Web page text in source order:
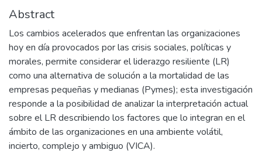
Abstract
Los cambios acelerados que enfrentan las organizaciones
hoy en día provocados por las crisis sociales, políticas y
morales, permite considerar el liderazgo resiliente (LR)
como una alternativa de solución a la mortalidad de las
empresas pequeñas y medianas (Pymes); esta investigación
responde a la posibilidad de analizar la interpretación actual
sobre el LR describiendo los factores que lo integran en el
ámbito de las organizaciones en una ambiente volátil,
incierto, complejo y ambiguo (VICA).